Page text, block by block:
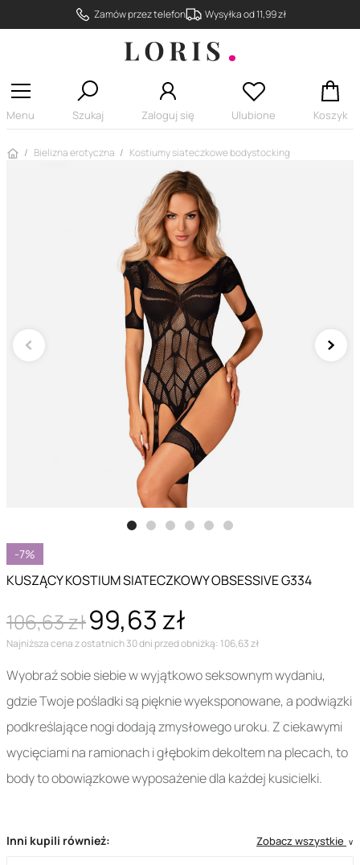
Zamów przez telefon Wysyłka od 11,99 zł
Menu Szukaj Zaloguj się Ulubione Koszyk
Strona główna
Bielizna erotyczna Kostiumy siateczkowe bodystocking
-7%
KUSZĄCY KOSTIUM SIATECZKOWY OBSESSIVE G334
106,63 zł99,63 zł
Najniższa cena z ostatnich 30 dni przed obniżką: 106,63 zł
Wyobraź sobie siebie w wyjątkowo seksownym wydaniu,
gdzie Twoje pośladki są pięknie wyeksponowane, a podwiązki
podkreślające nogi dodają zmysłowego uroku. Z ciekawymi
wycięciami na ramionach i głębokim dekoltem na plecach, to
body to obowiązkowe wyposażenie dla każdej kusicielki.
Inni kupili również: Zobacz wszystkie ∨